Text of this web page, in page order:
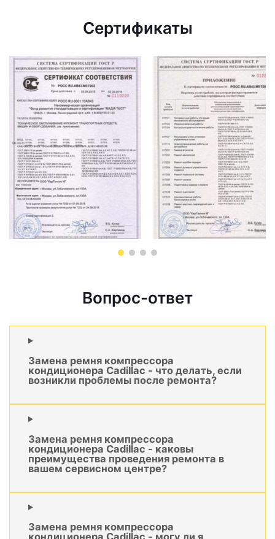
Сертификаты
Вопрос-ответ
Замена ремня компрессора
кондиционера Cadillac - что делать, если
возникли проблемы после ремонта?
Замена ремня компрессора
кондиционера Cadillac - каковы
преимущества проведения ремонта в
вашем сервисном центре?
Замена ремня компрессора